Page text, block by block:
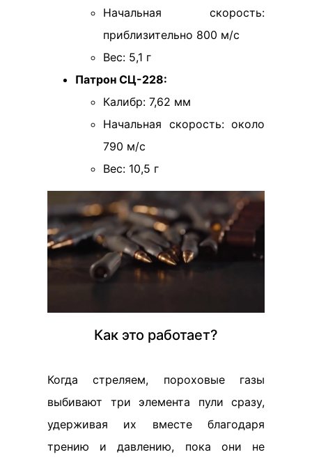
Начальная скорость:
приблизительно 800 м/с
Вес: 5,1 г
Патрон СЦ-228:
Калибр: 7,62 мм
Начальная скорость: около
790 м/с
Вес: 10,5 г
Как это работает?
Когда стреляем, пороховые газы
выбивают три элемента пули сразу,
удерживая их вместе благодаря
трению и давлению, пока они не